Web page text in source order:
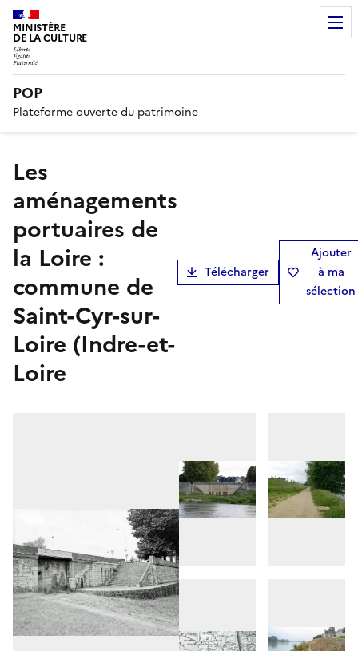
MINISTÈRE
DE LA CULTURE
POP
Plateforme ouverte du patrimoine
Les
aménagements
portuaires de
la Loire :
commune de
Saint-Cyr-sur-
Loire (Indre-et-
Loire
Télécharger
Ajouter
à ma
sélection